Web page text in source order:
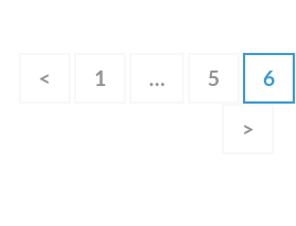
Пагінація
< Сторінку
1 … Сторінку
5 6
>